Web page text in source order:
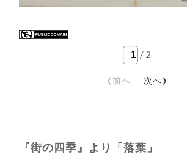
/ 2
‹前へ 次へ›
『街の四季』より「落葉」